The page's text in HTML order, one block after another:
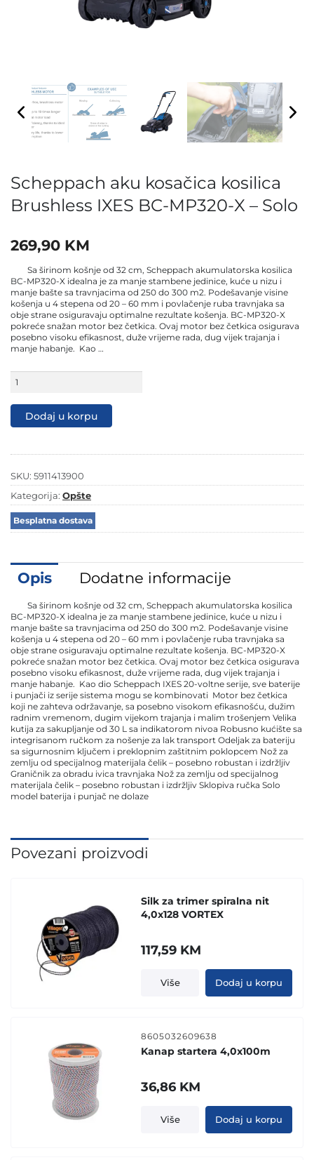
Scheppach aku kosačica kosilica
Brushless IXES BC-MP320-X – Solo
269,90 KM
Sa širinom košnje od 32 cm, Scheppach akumulatorska kosilica
BC-MP320-X idealna je za manje stambene jedinice, kuće u nizu i
manje bašte sa travnjacima od 250 do 300 m2. Podešavanje visine
košenja u 4 stepena od 20 – 60 mm i povlačenje ruba travnjaka sa
obje strane osiguravaju optimalne rezultate košenja. BC-MP320-X
pokreće snažan motor bez četkica. Ovaj motor bez četkica osigurava
posebno visoku efikasnost, duže vrijeme rada, dug vijek trajanja i
manje habanje. Kao …
aku
kosilica
Brushless
MP320-
-
Solo
količina
Dodaj u korpu
SKU: 5911413900
Kategorija: Opšte
Besplatna dostava
Opis Dodatne informacije
Sa širinom košnje od 32 cm, Scheppach akumulatorska kosilica
BC-MP320-X idealna je za manje stambene jedinice, kuće u nizu i
manje bašte sa travnjacima od 250 do 300 m2. Podešavanje visine
košenja u 4 stepena od 20 – 60 mm i povlačenje ruba travnjaka sa
obje strane osiguravaju optimalne rezultate košenja. BC-MP320-X
pokreće snažan motor bez četkica. Ovaj motor bez četkica osigurava
posebno visoku efikasnost, duže vrijeme rada, dug vijek trajanja i
manje habanje. Kao dio Scheppach IXES 20-voltne serije, sve baterije
i punjači iz serije sistema mogu se kombinovati Motor bez četkica
koji ne zahteva održavanje, sa posebno visokom efikasnošću, dužim
radnim vremenom, dugim vijekom trajanja i malim trošenjem Velika
kutija za sakupljanje od 30 L sa indikatorom nivoa Robusno kućište sa
integrisanom ručkom za nošenje za lak transport Odeljak za bateriju
sa sigurnosnim ključem i preklopnim zaštitnim poklopcem Nož za
zemlju od specijalnog materijala čelik – posebno robustan i izdržljiv
Graničnik za obradu ivica travnjaka Nož za zemlju od specijalnog
materijala čelik – posebno robustan i izdržljiv Sklopiva ručka Solo
model baterija i punjač ne dolaze
Povezani proizvodi
Silk za trimer spiralna nit
4,0x128 VORTEX
117,59 KM
Više Dodaj u korpu
8605032609638
Kanap startera 4,0x100m
36,86 KM
Više Dodaj u korpu